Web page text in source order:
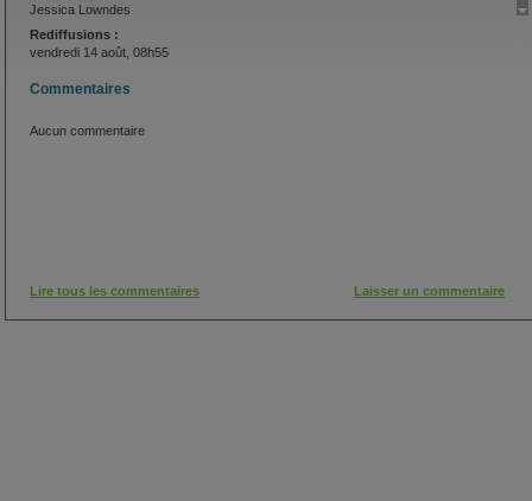
Jessica Lowndes
Chad Michael Murray
Rediffusions :
vendredi 14 août, 08h55
Commentaires
Aucun commentaire
Lire tous les commentaires Laisser un commentaire